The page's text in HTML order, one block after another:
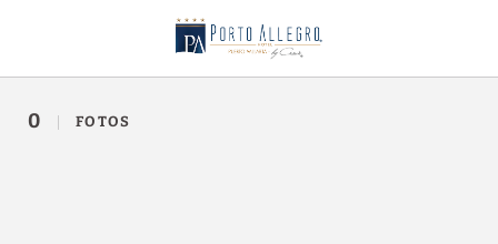
0 FOTOS